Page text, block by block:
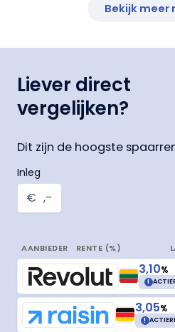
Bekijk meer
Liever direct
vergelijken?
Dit zijn de hoogste
Inleg
€ ,-
AANBIEDER RENTE (%)
3,10%
!
3,05%
!